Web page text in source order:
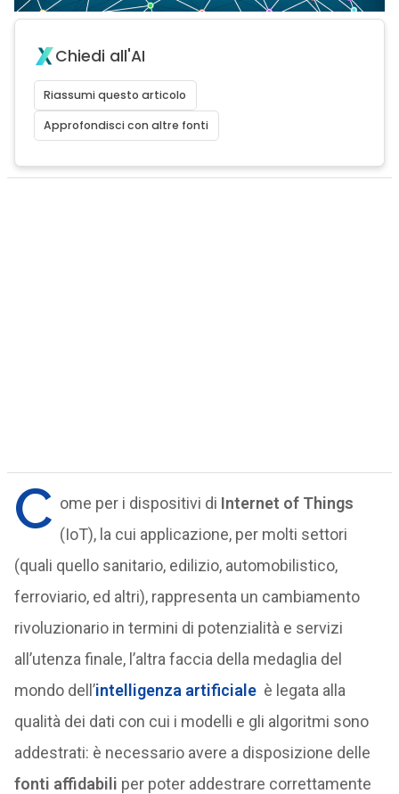
Chiedi all'AI
Riassumi questo articolo
Approfondisci con altre fonti
C ome per i dispositivi di Internet of Things
(IoT), la cui applicazione, per molti settori
(quali quello sanitario, edilizio, automobilistico,
ferroviario, ed altri), rappresenta un cambiamento
rivoluzionario in termini di potenzialità e servizi
all’utenza finale, l’altra faccia della medaglia del
mondo dell’intelligenza artificiale è legata alla
qualità dei dati con cui i modelli e gli algoritmi sono
addestrati: è necessario avere a disposizione delle
fonti affidabili per poter addestrare correttamente